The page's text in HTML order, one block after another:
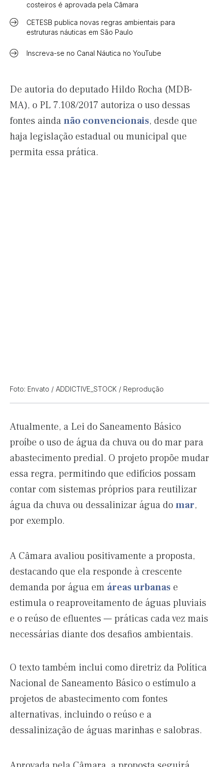
costeiros é aprovada pela Câmara
CETESB publica novas regras ambientais para
estruturas náuticas em São Paulo
Inscreva-se no Canal Náutica no YouTube
De autoria do deputado Hildo Rocha (MDB-
MA), o PL 7.108/2017 autoriza o uso dessas
fontes aindanão convencionais, desde que
haja legislação estadual ou municipal que
permita essa prática.
Foto: Envato / ADDICTIVE_STOCK / Reprodução
Atualmente, a Lei do Saneamento Básico
proíbe o uso de água da chuva ou do mar para
abastecimento predial. O projeto propõe mudar
essa regra, permitindo que edifícios possam
contar com sistemas próprios para reutilizar
água da chuva ou dessalinizar água domar,
por exemplo.
A Câmara avaliou positivamente a proposta,
destacando que ela responde à crescente
demanda por água em áreas urbanas e
estimula o reaproveitamento de águas pluviais
e o reúso de efluentes — práticas cada vez mais
necessárias diante dos desafios ambientais.
O texto também inclui como diretriz da Política
Nacional de Saneamento Básico o estímulo a
projetos de abastecimento com fontes
alternativas, incluindo o reúso e a
dessalinização de águas marinhas e salobras.